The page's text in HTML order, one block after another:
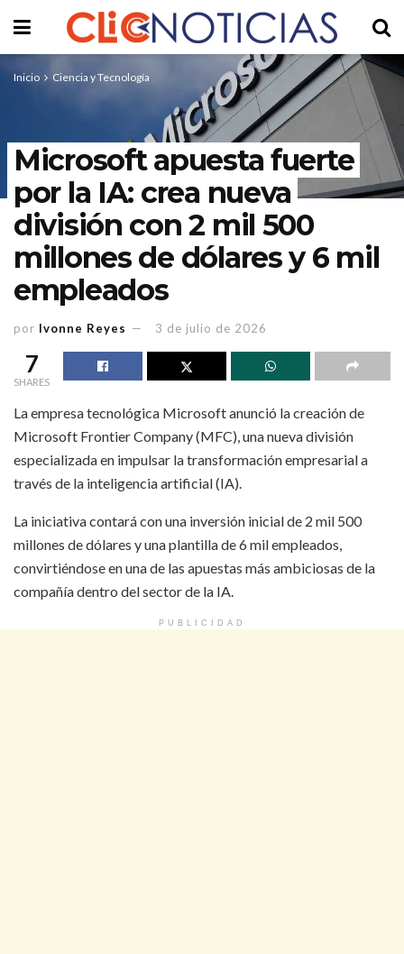
Inicio Ciencia y Tecnología
Microsoft apuesta fuerte
por la IA: crea nueva
división con 2 mil 500
millones de dólares y 6 mil
empleados
por Ivonne Reyes 3 de julio de 2026
7
SHARES
La empresa tecnológica Microsoft anunció la creación de
Microsoft Frontier Company (MFC), una nueva división
especializada en impulsar la transformación empresarial a
través de la inteligencia artificial (IA).
La iniciativa contará con una inversión inicial de 2 mil 500
millones de dólares y una plantilla de 6 mil empleados,
convirtiéndose en una de las apuestas más ambiciosas de la
compañía dentro del sector de la IA.
PUBLICIDAD